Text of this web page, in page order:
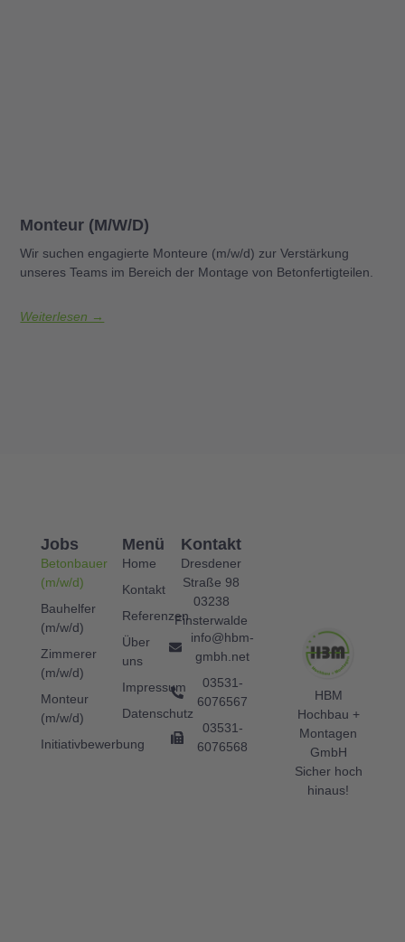
Monteur (m/w/d)
Wir suchen engagierte Monteure (m/w/d) zur Verstärkung
unseres Teams im Bereich der Montage von Betonfertigteilen.
Weiterlesen →
HBM
Hochbau +
Montagen
GmbH
Sicher hoch
hinaus!
Menü
Home
Kontakt
Referenzen
Über
uns
Impressum
Datenschutz
Jobs
Betonbauer
(m/w/d)
Bauhelfer
(m/w/d)
Zimmerer
(m/w/d)
Monteur
(m/w/d)
Initiativbewerbung
Kontakt
Dresdener
Straße 98
03238
Finsterwalde
info@hbm-
gmbh.net
03531-
6076567
03531-
6076568